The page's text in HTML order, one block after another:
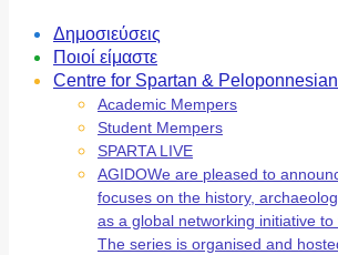
MenuΔημοσιεύσεις
Ποιοί είμαστε
Centre for Spartan &
Academic Mempers
Student Mempers
SPARTA LIVE
AGIDOWe are pleased to
focuses on the history,
as a global networking initiative
The series is organised and